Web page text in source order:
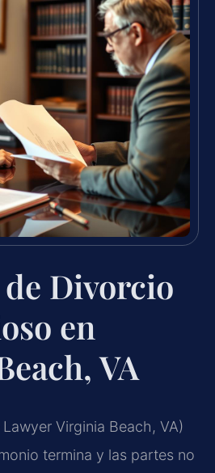
Divorcio
en
VA
Virginia Beach, VA)
termina y las partes no